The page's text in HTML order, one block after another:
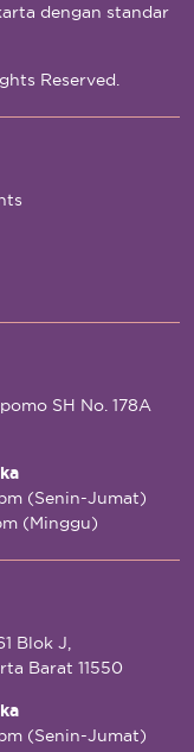
dengan standar
Reserved.
SH No. 178A
(Senin-Jumat)
(Minggu)
Blok J,
Barat 11550
(Senin-Jumat)